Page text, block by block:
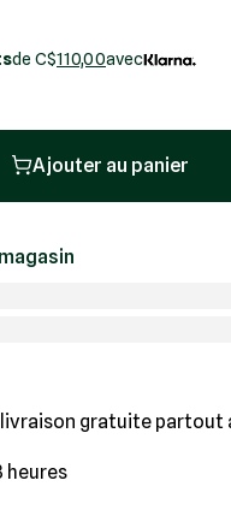
de C$110,00avec
Ajouter au panier
gratuite partout
heures